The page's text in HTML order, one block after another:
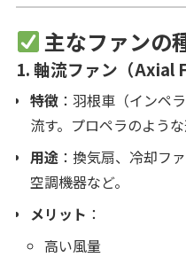
主なファンの
1.軸流ファン（Axial
特徴：羽根車（インペ
流す。プロペラのような
用途：換気扇、冷却フ
空調機器など。
メリット ：
高い風量